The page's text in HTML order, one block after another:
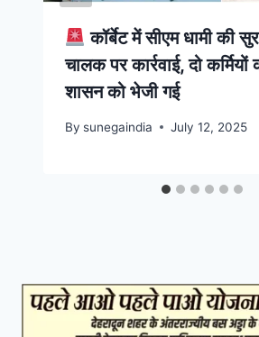
कॉर्बेट में सीएम धामी की
चालक पर कार्रवाई, दो कर्मियों
शासन को भेजी गई
By sunegaindia July 12, 2025